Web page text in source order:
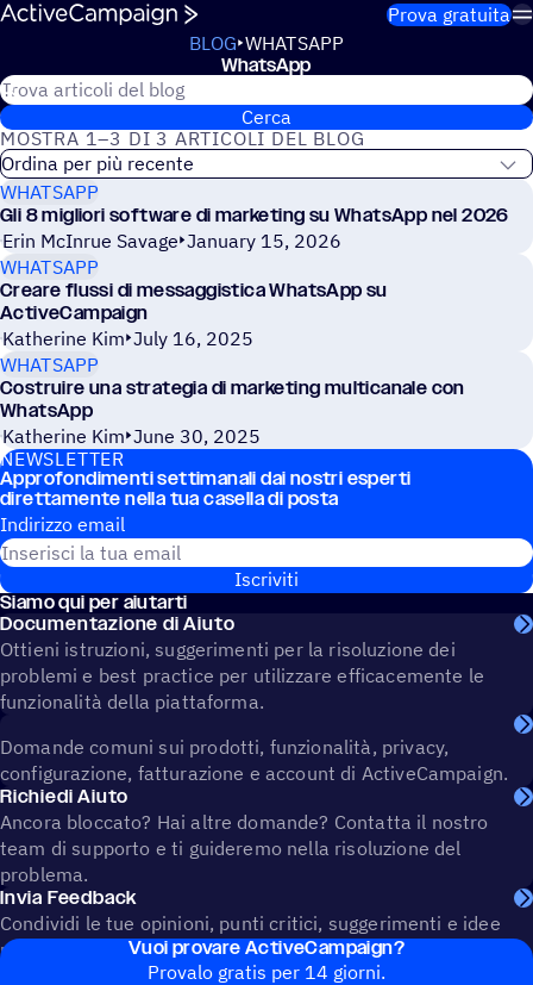
Salta al contenuto
Prova gratuita
BLOG WHATSAPP
WhatsApp
Cerca nel blog di ActiveCampaign
Cerca
WhatsApp
MOSTRA 1–3 DI 3 ARTICOLI DEL BLOG
WHATSAPP
Gli 8 migliori software di marketing su WhatsApp nel 2026
Erin McInrue Savage January 15, 2026
WHATSAPP
Creare flussi di messaggistica WhatsApp su
ActiveCampaign
Katherine Kim July 16, 2025
WHATSAPP
Costruire una strategia di marketing multicanale con
WhatsApp
Katherine Kim June 30, 2025
NEWSLET­TER
Appro­fon­di­menti setti­ma­nali dai nostri esperti
diret­ta­mente nella tua casella di posta
Indirizzo email
Iscriviti
Siamo qui per aiutarti
Documentazione di Aiuto
Ottieni istruzioni, suggerimenti per la risoluzione dei
problemi e best practice per utilizzare efficacemente le
funzionalità della piattaforma.
Domande comuni sui prodotti, funzionalità, privacy,
configurazione, fatturazione e account di ActiveCampaign.
Richiedi Aiuto
Ancora bloccato? Hai altre domande? Contatta il nostro
team di supporto e ti guideremo nella risoluzione del
problema.
Invia Feedback
Condividi le tue opinioni, punti critici, suggerimenti e idee
per contribuire a plasmare il futuro di ActiveCampaign.
Vuoi provare ActiveCampaign?
Provalo gratis per 14 giorni.